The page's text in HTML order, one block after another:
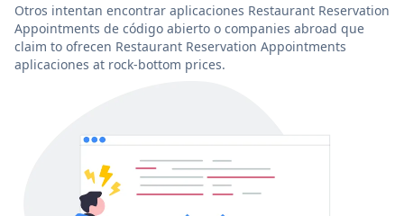
Otros intentan encontrar aplicaciones Restaurant Reservation
Appointments de código abierto o companies abroad que
claim to ofrecen Restaurant Reservation Appointments
aplicaciones at rock-bottom prices.